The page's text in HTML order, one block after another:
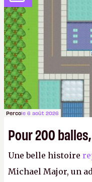
Percole 6 août 2026
Pour 200
Une belle histoire
Michael Major, un